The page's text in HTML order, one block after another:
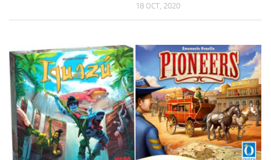
18 OCT, 2020